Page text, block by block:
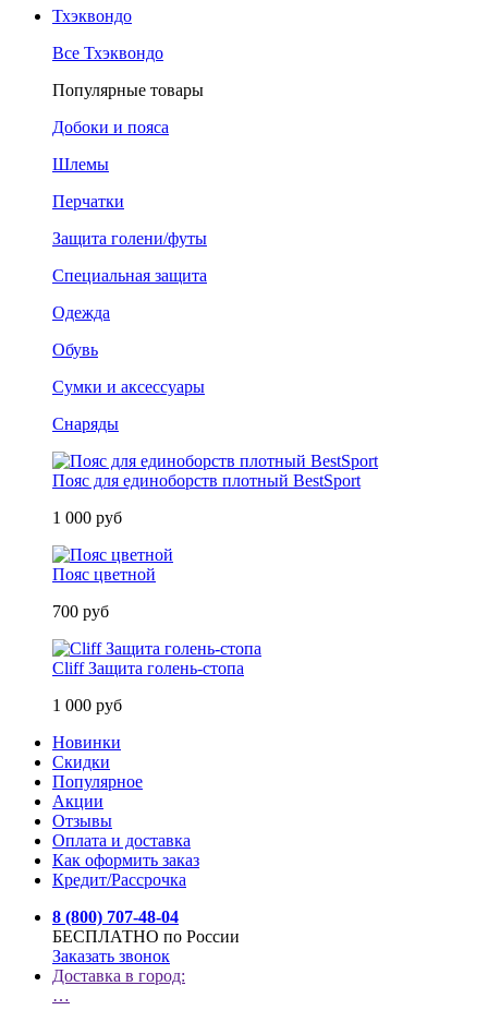
Тхэквондо
Все Тхэквондо
Популярные товары
Добоки и пояса
Шлемы
Перчатки
Защита голени/футы
Специальная защита
Одежда
Обувь
Сумки и аксессуары
Снаряды
Пояс для единоборств плотный BestSport
1 000 руб
Пояс цветной
700 руб
Cliff Защита голень-стопа
1 000 руб
Новинки
Скидки
Популярное
Акции
Отзывы
Оплата и доставка
Как оформить заказ
Кредит/Рассрочка
8 (800) 707-48-04
БЕСПЛАТНО по России
Заказать звонок
Доставка в город:
…